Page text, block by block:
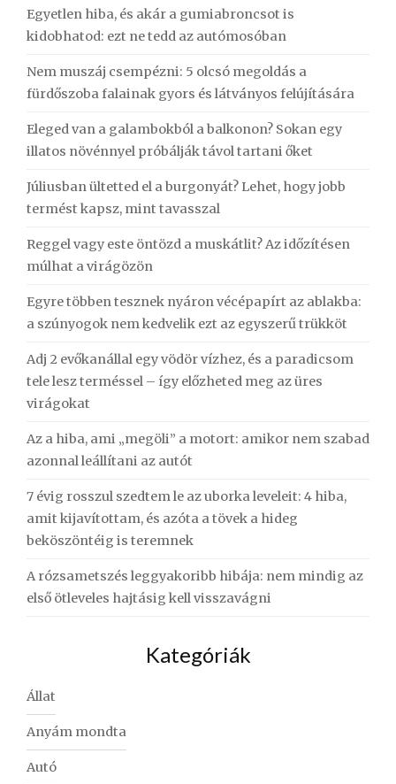
Egyetlen hiba, és akár a gumiabroncsot is
kidobhatod: ezt ne tedd az autómosóban
Nem muszáj csempézni: 5 olcsó megoldás a
fürdőszoba falainak gyors és látványos felújítására
Eleged van a galambokból a balkonon? Sokan egy
illatos növénnyel próbálják távol tartani őket
Júliusban ültetted el a burgonyát? Lehet, hogy jobb
termést kapsz, mint tavasszal
Reggel vagy este öntözd a muskátlit? Az időzítésen
múlhat a virágözön
Egyre többen tesznek nyáron vécépapírt az ablakba:
a szúnyogok nem kedvelik ezt az egyszerű trükköt
Adj 2 evőkanállal egy vödör vízhez, és a paradicsom
tele lesz terméssel – így előzheted meg az üres
virágokat
Az a hiba, ami „megöli” a motort: amikor nem szabad
azonnal leállítani az autót
7 évig rosszul szedtem le az uborka leveleit: 4 hiba,
amit kijavítottam, és azóta a tövek a hideg
beköszöntéig is teremnek
A rózsametszés leggyakoribb hibája: nem mindig az
első ötleveles hajtásig kell visszavágni
Kategóriák
Állat
Anyám mondta
Autó